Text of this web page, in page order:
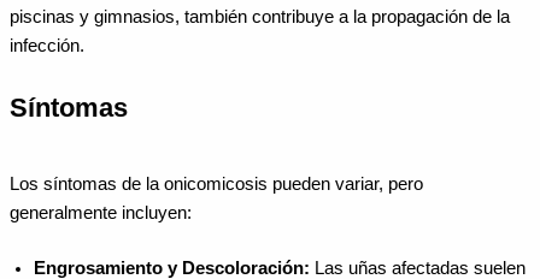
piscinas y gimnasios, también contribuye a la propagación de la
infección.
Síntomas
Los síntomas de la onicomicosis pueden variar, pero
generalmente incluyen:
Engrosamiento y Descoloración: Las uñas afectadas suelen